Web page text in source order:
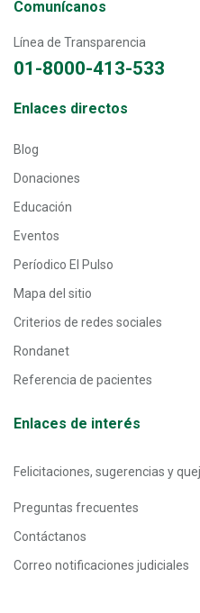
Comunícanos
Línea de Transparencia
01-8000-413-533
Transversal - Menú enlaces
Enlaces directos
Blog
Donaciones
Educación
Eventos
Períodico El Pulso
Mapa del sitio
Criterios de redes sociales
Rondanet
Referencia de pacientes
Enlaces de interés
Felicitaciones, sugerencias y
Preguntas frecuentes
Contáctanos
Correo notificaciones judiciales